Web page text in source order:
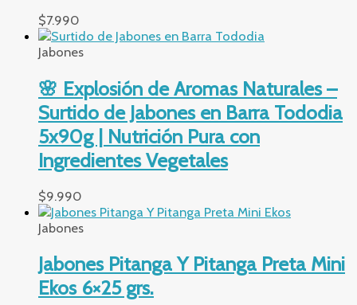
$7.990
Jabones
🌸 Explosión de Aromas Naturales –
Surtido de Jabones en Barra Tododia
5x90g | Nutrición Pura con
Ingredientes Vegetales
$9.990
Jabones
Jabones Pitanga Y Pitanga Preta Mini
Ekos 6×25 grs.